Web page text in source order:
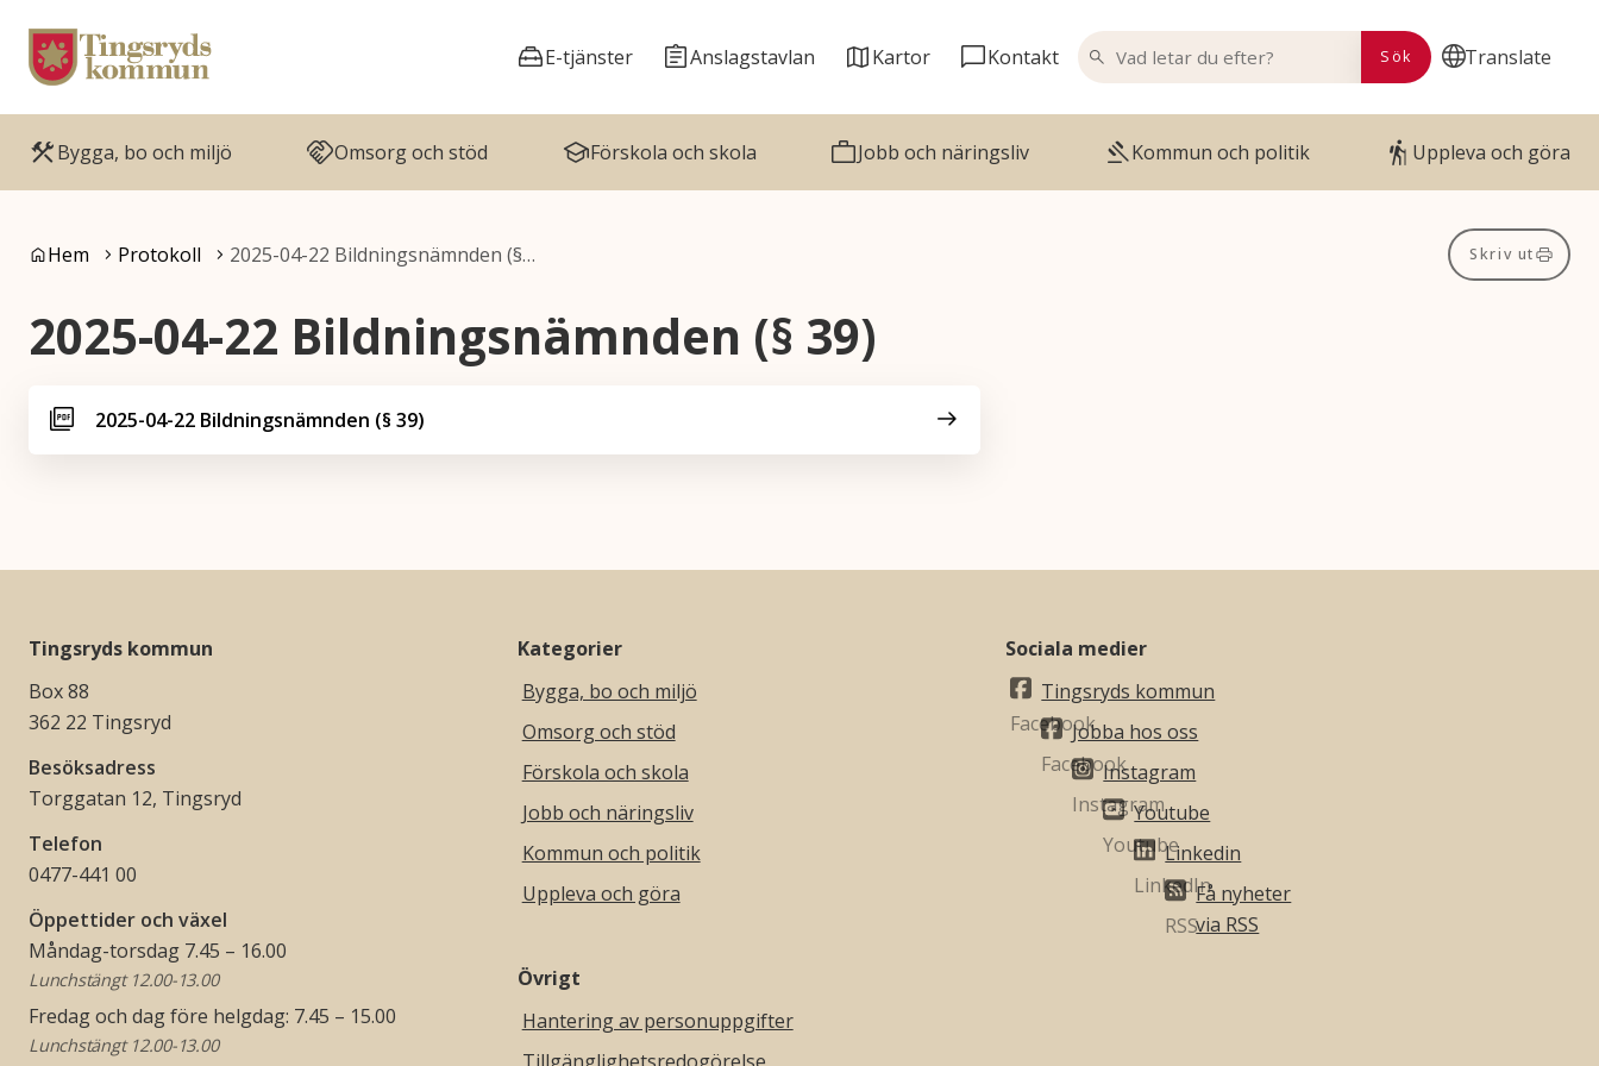
Gå till innehåll
Gå till huvudmeny
Translate
E-tjänster Anslagstavlan Kartor Kontakt
VAD LETAR DU EFTER?
Sök
Bygga, bo och miljö Omsorg och stöd Förskola och skola Jobb och näringsliv Kommun och politik Uppleva och göra
Du är här:
Hem Protokoll 2025-04-22 Bildningsnämnden (§… Skriv ut
2025-04-22 Bildningsnämnden (§ 39)
2025-04-22 Bildningsnämnden (§ 39)
Tingsryds kommun
Box 88
362 22 Tingsryd
Besöksadress
Torggatan 12, Tingsryd
Telefon
0477-441 00
Öppettider och växel
Måndag-torsdag 7.45 – 16.00
Lunchstängt 12.00-13.00
Fredag och dag före helgdag: 7.45 – 15.00
Lunchstängt 12.00-13.00
Kategorier
Bygga, bo och miljö
Omsorg och stöd
Förskola och skola
Jobb och näringsliv
Kommun och politik
Uppleva och göra
Övrigt
Hantering av personuppgifter
Sociala medier
Tingsryds kommun
Jobba hos oss
Instagram
Youtube
Linkedin
Få nyheter
via RSS